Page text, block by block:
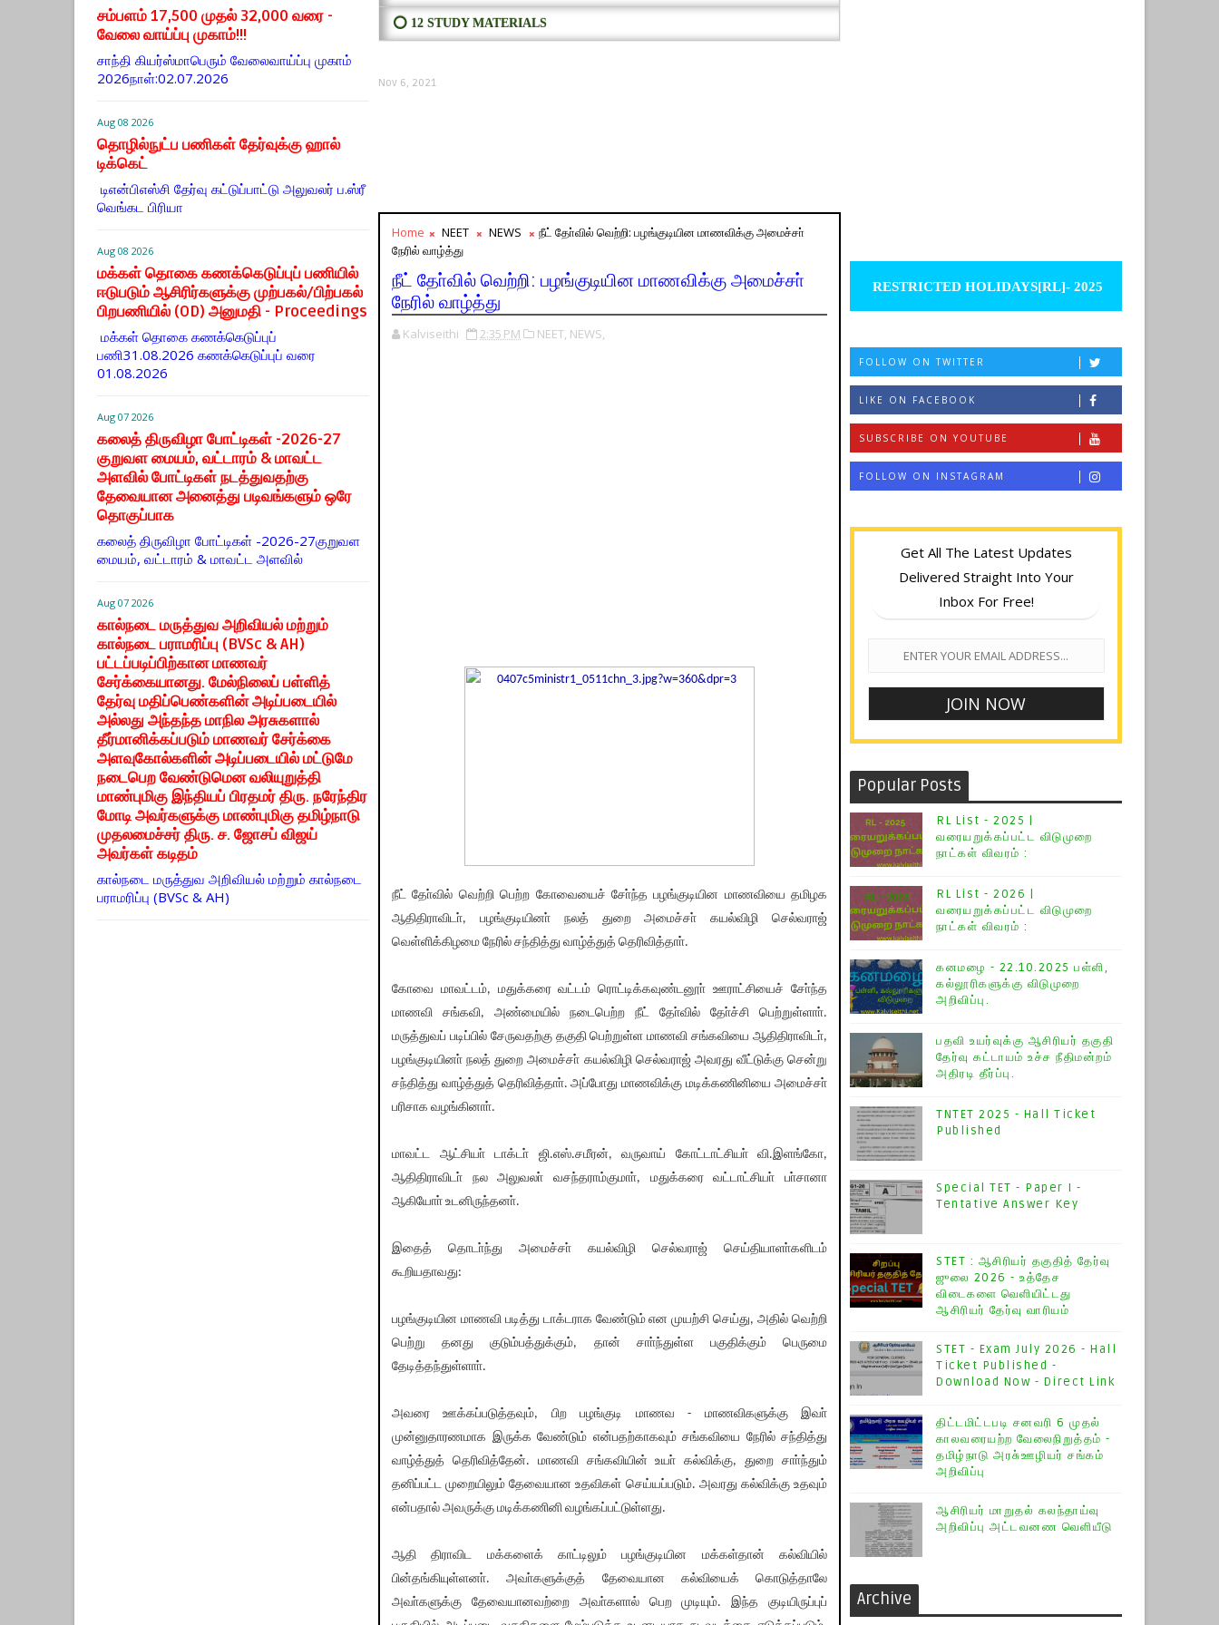
சம்பளம் 17,500 முதல் 32,000 வரை -
வேலை வாய்ப்பு முகாம்!!!
சாந்தி கியர்ஸ்மாபெரும் வேலைவாய்ப்பு முகாம்
2026நாள்:02.07.2026
Aug 08 2026
தொழில்நுட்ப பணிகள் தேர்வுக்கு ஹால் ​
டிக்கெட்
டிஎன்​பிஎஸ்சி தேர்வு கட்​டுப்​பாட்டு அலு​வலர் ப.ஸ்ரீ
வெங்கட பிரியா
Aug 08 2026
மக்கள் தொகை கணக்கெடுப்புப் பணியில்
ஈடுபடும் ஆசிரிர்களுக்கு முற்பகல்/பிற்பகல்
பிறபணியில் (OD) அனுமதி - Proceedings
மக்கள் தொகை கணக்கெடுப்புப்
பணி31.08.2026 கணக்கெடுப்புப் வரை
01.08.2026
Aug 07 2026
கலைத் திருவிழா போட்டிகள் -2026-27
குறுவள மையம், வட்டாரம் & மாவட்ட
அளவில் போட்டிகள் நடத்துவதற்கு
தேவையான அனைத்து படிவங்களும் ஒரே
தொகுப்பாக
கலைத் திருவிழா போட்டிகள் -2026-27குறுவள
மையம், வட்டாரம் & மாவட்ட அளவில்
Aug 07 2026
கால்நடை மருத்துவ அறிவியல் மற்றும்
கால்நடை பராமரிப்பு (BVSc & AH)
பட்டப்படிப்பிற்கான மாணவர்
சேர்க்கையானது. மேல்நிலைப் பள்ளித்
தேர்வு மதிப்பெண்களின் அடிப்படையில்
அல்லது அந்தந்த மாநில அரசுகளால்
தீர்மானிக்கப்படும் மாணவர் சேர்க்கை
அளவுகோல்களின் அடிப்படையில் மட்டுமே
நடைபெற வேண்டுமென வலியுறுத்தி
மாண்புமிகு இந்தியப் பிரதமர் திரு. நரேந்திர
மோடி அவர்களுக்கு மாண்புமிகு தமிழ்நாடு
முதலமைச்சர் திரு. ச. ஜோசப் விஜய்
அவர்கள் கடிதம்
கால்நடை மருத்துவ அறிவியல் மற்றும் கால்நடை
பராமரிப்பு (BVSc & AH)
⭕ 12 STUDY MATERIALS
Nov 6, 2021
Home NEET NEWS
நீட் தோ்வில் வெற்றி: பழங்குடியின மாணவிக்கு அமைச்சா்
நேரில் வாழ்த்து
நீட் தோ்வில் வெற்றி: பழங்குடியின மாணவிக்கு அமைச்சா்
நேரில் வாழ்த்து
Kalviseithi 2:35 PM NEET, NEWS,
நீட் தோ்வில் வெற்றி பெற்ற கோவையைச் சோ்ந்த பழங்குடியின மாணவியை தமிழக
ஆதிதிராவிடா், பழங்குடியினா் நலத் துறை அமைச்சா் கயல்விழி செல்வராஜ்
வெள்ளிக்கிழமை நேரில் சந்தித்து வாழ்த்துத் தெரிவித்தாா்.
கோவை மாவட்டம், மதுக்கரை வட்டம் ரொட்டிக்கவுண்டனூா் ஊராட்சியைச் சோ்ந்த
மாணவி சங்கவி, அண்மையில் நடைபெற்ற நீட் தோ்வில் தோ்ச்சி பெற்றுள்ளாா்.
மருத்துவப் படிப்பில் சேருவதற்கு தகுதி பெற்றுள்ள மாணவி சங்கவியை ஆதிதிராவிடா்,
பழங்குடியினா் நலத் துறை அமைச்சா் கயல்விழி செல்வராஜ் அவரது வீட்டுக்கு சென்று
சந்தித்து வாழ்த்துத் தெரிவித்தாா். அப்போது மாணவிக்கு மடிக்கணினியை அமைச்சா்
பரிசாக வழங்கினாா்.
மாவட்ட ஆட்சியா் டாக்டா் ஜி.எஸ்.சமீரன், வருவாய் கோட்டாட்சியா் வி.இளங்கோ,
ஆதிதிராவிடா் நல அலுவலா் வசந்தராம்குமாா், மதுக்கரை வட்டாட்சியா் பா்சானா
ஆகியோா் உடனிருந்தனா்.
இதைத் தொடா்ந்து அமைச்சா் கயல்விழி செல்வராஜ் செய்தியாளா்களிடம்
கூறியதாவது:
பழங்குடியின மாணவி படித்து டாக்டராக வேண்டும் என முயற்சி செய்து, அதில் வெற்றி
பெற்று தனது குடும்பத்துக்கும், தான் சாா்ந்துள்ள பகுதிக்கும் பெருமை
தேடித்தந்துள்ளாா்.
அவரை ஊக்கப்படுத்தவும், பிற பழங்குடி மாணவ - மாணவிகளுக்கு இவா்
முன்னுதாரணமாக இருக்க வேண்டும் என்பதற்காகவும் சங்கவியை நேரில் சந்தித்து
வாழ்த்துத் தெரிவித்தேன். மாணவி சங்கவியின் உயா் கல்விக்கு, துறை சாா்ந்தும்
தனிப்பட்ட முறையிலும் தேவையான உதவிகள் செய்யப்படும். அவரது கல்விக்கு உதவும்
என்பதால் அவருக்கு மடிக்கணினி வழங்கப்பட்டுள்ளது.
ஆதி திராவிட மக்களைக் காட்டிலும் பழங்குடியின மக்கள்தான் கல்வியில்
பின்தங்கியுள்ளனா். அவா்களுக்குத் தேவையான கல்வியைக் கொடுத்தாலே
அவா்களுக்கு தேவையானவற்றை அவா்களால் பெற முடியும். இந்த குடியிருப்புப்
RESTRICTED HOLIDAYS[RL]- 2025
FOLLOW ON TWITTER
LIKE ON FACEBOOK
SUBSCRIBE ON YOUTUBE
FOLLOW ON INSTAGRAM
Get All The Latest Updates
Delivered Straight Into Your
Inbox For Free!
Popular Posts
RL List - 2025 |
வரையறுக்கப்பட்ட விடுமுறை
நாட்கள் விவரம் :
RL List - 2026 |
வரையறுக்கப்பட்ட விடுமுறை
நாட்கள் விவரம் :
கனமழை - 22.10.2025 பள்ளி,
கல்லூரிகளுக்கு விடுமுறை
அறிவிப்பு.
பதவி உயர்வுக்கு ஆசிரியர் தகுதி
தேர்வு கட்டாயம் உச்ச நீதிமன்றம்
அதிரடி தீர்ப்பு.
TNTET 2025 - Hall Ticket
Published
Special TET - Paper I -
Tentative Answer Key
STET : ஆசிரியர் தகுதித் தேர்வு
ஜுலை 2026 - உத்தேச
விடைகளை வெளியிட்டது
ஆசிரியர் தேர்வு வாரியம்
STET - Exam July 2026 - Hall
Ticket Published -
Download Now - Direct Link
திட்டமிட்டபடி சனவரி 6 முதல்
காலவரையற்ற வேலைநிறுத்தம் -
தமிழ்நாடு அரசு்ஊழியர் சங்கம்
அறிவிப்பு
ஆசிரியர் மாறுதல் கலந்தாய்வு
அறிவிப்பு அட்டவனண வெளியீடு
Archive